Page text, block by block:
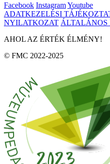
Facebook InstagramYoutube
ADATKEZELÉSI
NYILATKOZAT ÁLTALÁNOS
AHOL AZ ÉRTÉK ÉLMÉNY!
© FMC 2022-2025